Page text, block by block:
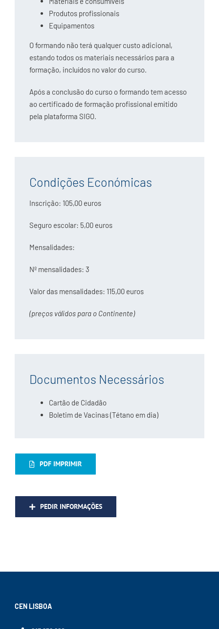
Produtos profissionais
Equipamentos
O formando não terá qualquer custo adicional,
estando todos os materiais necessários para a
formação, incluídos no valor do curso.
Após a conclusão do curso o formando tem acesso
ao certificado de formação profissional emitido
pela plataforma SIGO.
Condições Económicas
Inscrição: 105,00 euros
Seguro escolar: 5,00 euros
Mensalidades:
Nº mensalidades: 3
Valor das mensalidades: 115,00 euros
(preços válidos para o Continente)
Documentos Necessários
Cartão de Cidadão
Boletim de Vacinas (Tétano em dia)
PDF IMPRIMIR
PEDIR INFORMAÇÕES
CEN LISBOA